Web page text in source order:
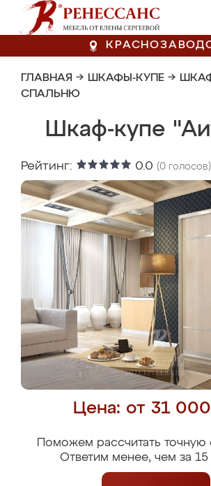
ГЛАВНАЯ → ШКАФЫ-КУПЕ →
СПАЛЬНЮ
Шкаф-купе
Рейтинг: 0.0 (0 голосов)
Цена: от 31
Поможем рассчитать точную
Ответим менее, чем за 15